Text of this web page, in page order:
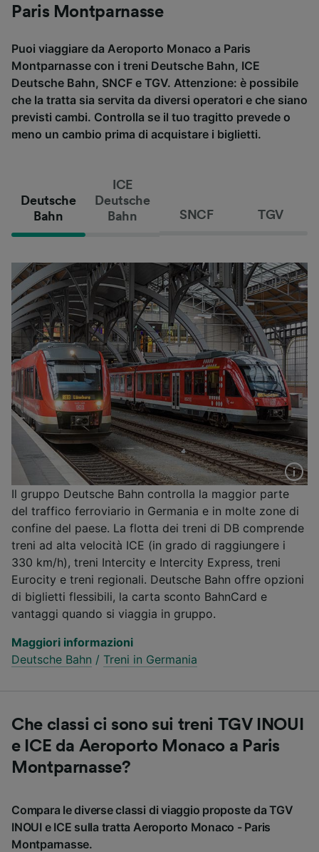
Paris Montparnasse
Puoi viaggiare da Aeroporto Monaco a Paris
Montparnasse con i treni Deutsche Bahn, ICE
Deutsche Bahn, SNCF e TGV. Attenzione: è possibile
che la tratta sia servita da diversi operatori e che siano
previsti cambi. Controlla se il tuo tragitto prevede o
meno un cambio prima di acquistare i biglietti.
Deutsche
Bahn
ICE
Deutsche
Bahn
SNCF TGV
Il gruppo Deutsche Bahn controlla la maggior parte
del traffico ferroviario in Germania e in molte zone di
confine del paese. La flotta dei treni di DB comprende
treni ad alta velocità ICE (in grado di raggiungere i
330 km/h), treni Intercity e Intercity Express, treni
Eurocity e treni regionali. Deutsche Bahn offre opzioni
di biglietti flessibili, la carta sconto BahnCard e
vantaggi quando si viaggia in gruppo.
Maggiori informazioni
Deutsche Bahn / Treni in Germania
Che classi ci sono sui treni TGV INOUI
e ICE da Aeroporto Monaco a Paris
Montparnasse?
Compara le diverse classi di viaggio proposte da TGV
INOUI e ICE sulla tratta Aeroporto Monaco - Paris
Montparnasse.